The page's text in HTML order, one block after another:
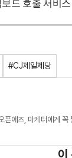
보드 호출 서비
#CJ제일제당
픈애즈, 마케터에게
이